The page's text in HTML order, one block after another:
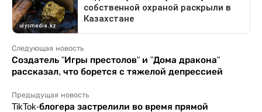
Следующая новость
Создатель "Игры престолов" и "Дома дракона"
рассказал, что борется с тяжелой депрессией
Предыдущая новость
TikTok-блогера застрелили во время прямой